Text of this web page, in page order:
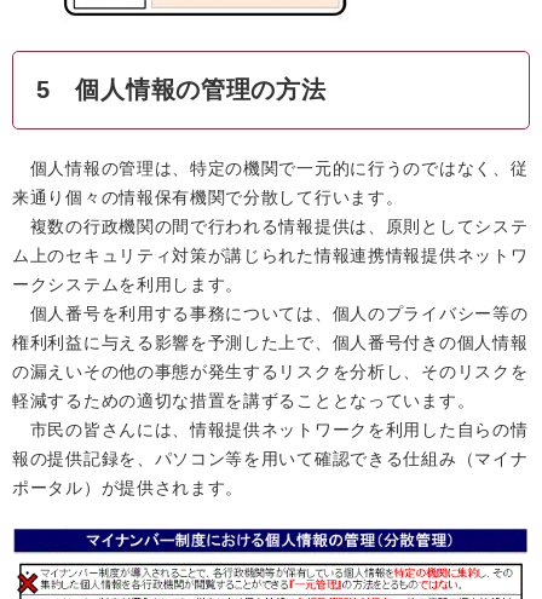
5 個人情報の管理の方法
個人情報の管理は、特定の機関で一元的に行うのではなく、従
来通り個々の情報保有機関で分散して行います。
複数の行政機関の間で行われる情報提供は、原則としてシステ
ム上のセキュリティ対策が講じられた情報連携情報提供ネットワ
ークシステムを利用します。
個人番号を利用する事務については、個人のプライバシー等の
権利利益に与える影響を予測した上で、個人番号付きの個人情報
の漏えいその他の事態が発生するリスクを分析し、そのリスクを
軽減するための適切な措置を講ずることとなっています。
市民の皆さんには、情報提供ネットワークを利用した自らの情
報の提供記録を、パソコン等を用いて確認できる仕組み（マイナ
ポータル）が提供されます。